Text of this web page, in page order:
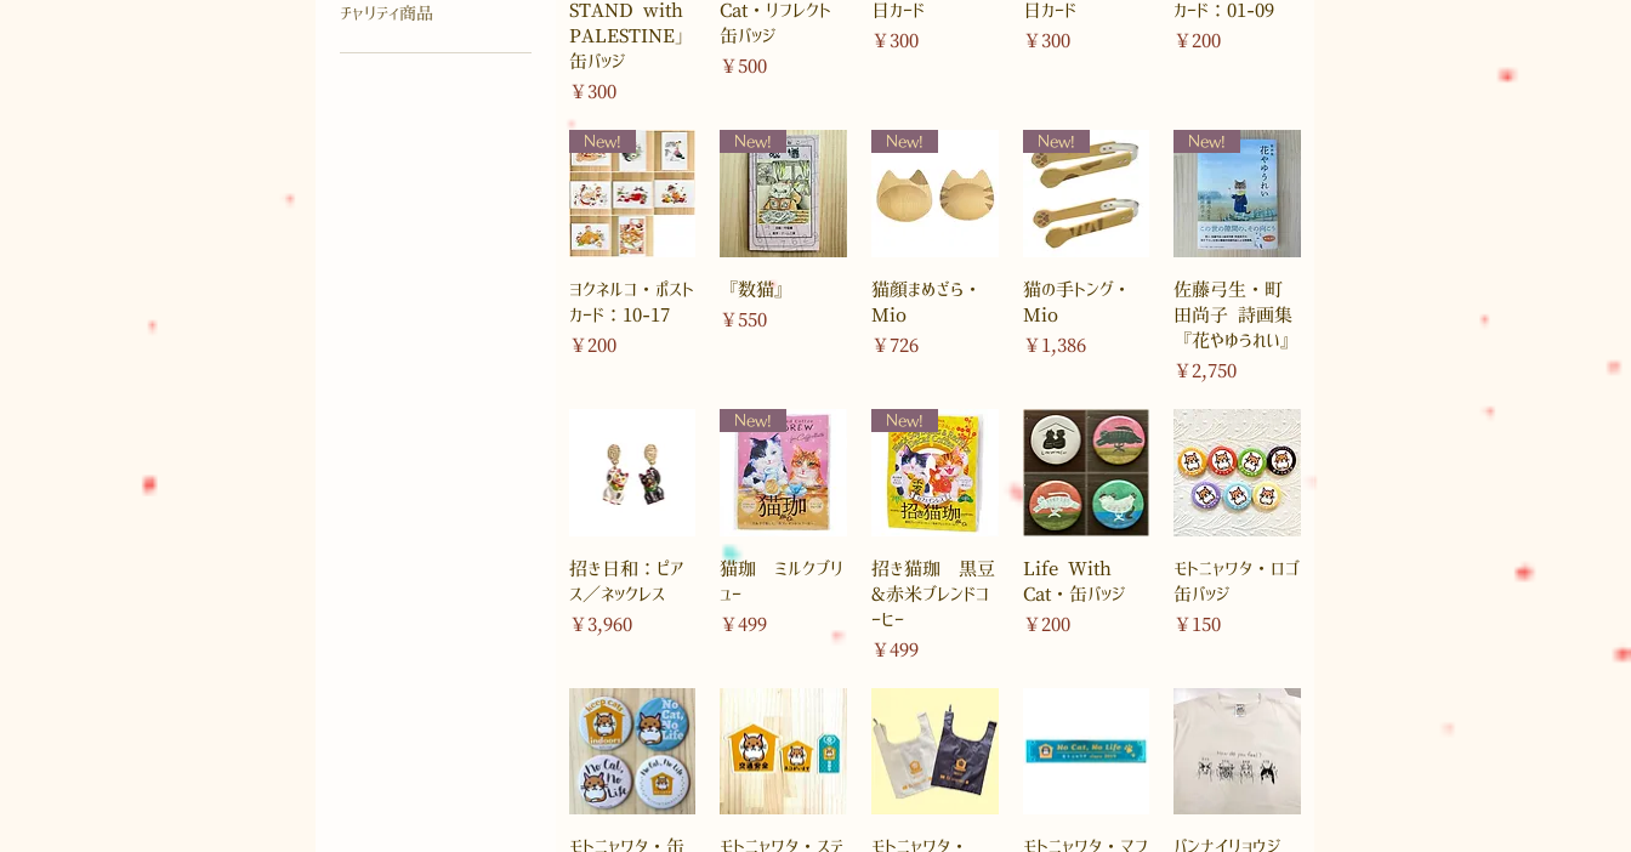
チャリティ商品
STAND with
PALESTINE」
缶バッジ
価格
￥300
Cat・リフレクト
缶バッジ
価格
￥500
日カード
価格
￥300
日カード
価格
￥300
カード：01-09
価格
￥200
New!
ヨクネルコ・ポスト
カード：10-17
価格
￥200
New!
『数猫』
価格
￥550
New!
猫顔まめざら・
Mio
価格
￥726
New!
猫の手トング・
Mio
価格
￥1,386
New!
佐藤弓生・町
田尚子 詩画集
『花やゆうれい』
価格
￥2,750
招き日和：ピア
ス／ネックレス
価格
￥3,960
New!
猫珈 ミルクブリ
ュー
価格
￥499
New!
招き猫珈 黒豆
&赤米ブレンドコ
ーヒー
価格
￥499
Life With
Cat・缶バッジ
価格
￥200
モトニャワタ・ロゴ
缶バッジ
価格
￥150
モトニャワタ・缶 モトニャワタ・ステ モトニャワタ・ モトニャワタ・マフ バンナイリョウジ